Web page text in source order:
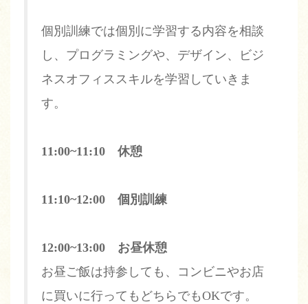
個別訓練では個別に学習する内容を相談
し、プログラミングや、デザイン、ビジ
ネスオフィススキルを学習していきま
す。
11:00~11:10 休憩
11:10~12:00 個別訓練
12:00~13:00 お昼休憩
お昼ご飯は持参しても、コンビニやお店
に買いに行ってもどちらでもOKです。